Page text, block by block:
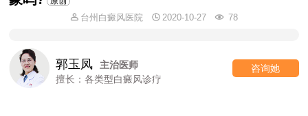
台州白癜风医院 2020-10-27 78
郭玉凤
主治医师
擅长：各类型白癜风诊疗
咨询她